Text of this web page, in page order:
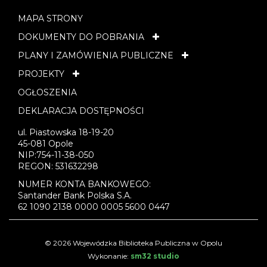
MAPA STRONY
DOKUMENTY DO POBRANIA
PLANY I ZAMÓWIENIA PUBLICZNE
PROJEKTY
OGŁOSZENIA
DEKLARACJA DOSTĘPNOŚCI
ul. Piastowska 18-19-20
45-081 Opole
NIP:754-11-38-050
REGON: 531632298
NUMER KONTA BANKOWEGO:
Santander Bank Polska S.A.
62 1090 2138 0000 0005 5600 0447
© 2026 Wojewódzka Biblioteka Publiczna w Opolu
Wykonanie: sm32 studio